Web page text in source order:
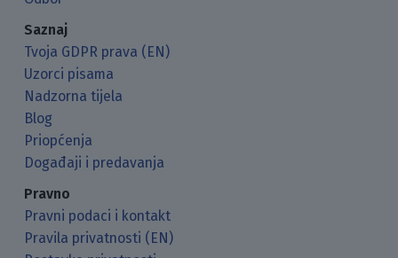
Saznaj
Tvoja GDPR prava (EN)
Uzorci pisama
Nadzorna tijela
Blog
Priopćenja
Događaji i predavanja
Pravno
Pravni podaci i kontakt
Pravila privatnosti (EN)